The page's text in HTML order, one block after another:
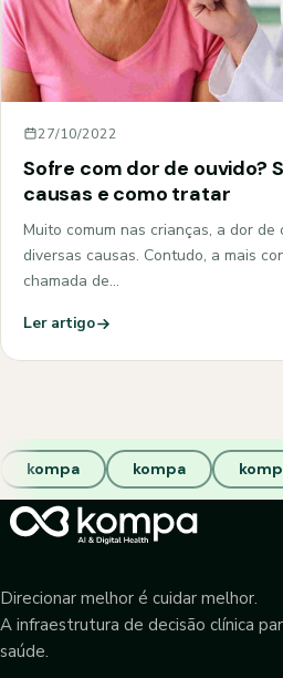
27/10/2022
Sofre com dor de ouvido?
causas e como tratar
Muito comum nas crianças, a dor de
diversas causas. Contudo, a mais
chamada de…
Ler artigo
kompa kompa
Direcionar melhor é cuidar melhor.
A infraestrutura de decisão clínica
saúde.